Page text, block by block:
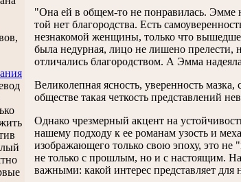
"Она ей в общем-то не понравилась. Эмме
той нет благородства. Есть
незнакомой женщины, только что
была недурная, лицо не лишено прелести,
отличались благородством. А Эмма
Великолепная ясность, уверенность
обществе такая четкость представлений
Однако чрезмерный акцент на
нашему подходу к ее романам узость и
изображающего только свою эпоху, это не
не только с прошлым, но и с настоящим.
важными: какой интерес представляет